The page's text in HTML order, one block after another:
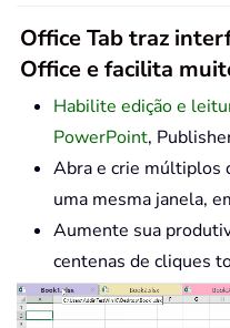
Office Tab traz
Office e facilita
Habilite edição e
PowerPoint,
Abra e crie múltiplos
uma mesma janela,
Aumente sua
centenas de cliques